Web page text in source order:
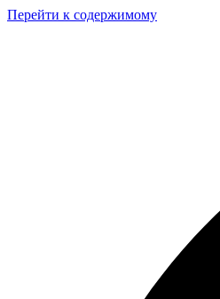
Перейти к содержимому